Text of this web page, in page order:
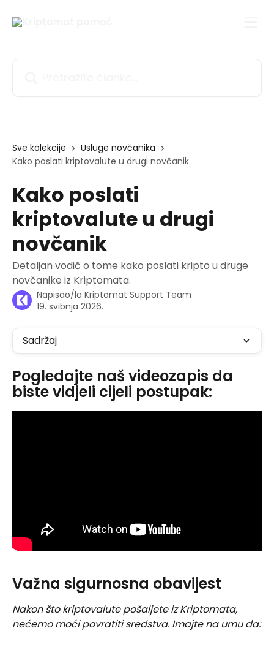
Sve kolekcije
Usluge novčanika
Kako poslati kriptovalute u drugi novčanik
Kako poslati
kriptovalute u drugi
novčanik
Detaljan vodič o tome kako poslati kripto u druge
novčanike iz Kriptomata.
Napisao/la Kriptomat Support Team
19. svibnja 2026.
Sadržaj
Pogledajte naš videozapis da
biste vidjeli cijeli postupak:
Važna sigurnosna obavijest
Nakon što kriptovalute pošaljete iz Kriptomata,
nećemo moći povratiti sredstva. Imajte na umu da: